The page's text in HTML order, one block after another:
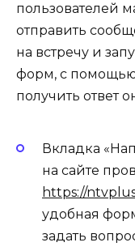
пользователей
отправить
на встречу и
форм, с помощью
получить ответ
Вкладка
на сайте
https://
удобная
задать